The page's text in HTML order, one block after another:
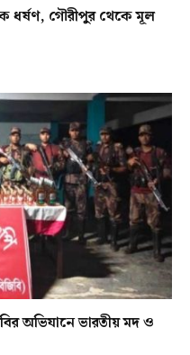
ধর্ষণ, গৌরীপুর থেকে মূল
অভিযানে ভারতীয় মদ ও